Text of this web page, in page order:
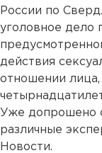
России по
уголовное дело
действия
отношении
Уже допрошено
различные
Новости.